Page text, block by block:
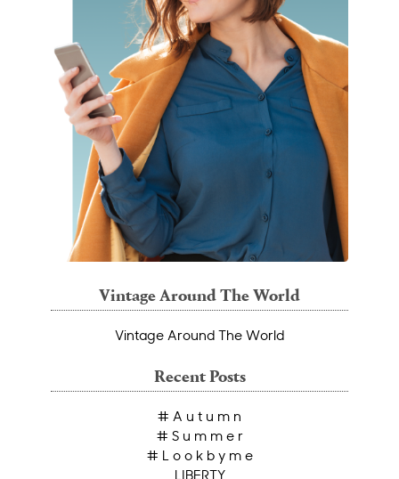
Vintage Around The World
Vintage Around The World
Recent Posts
# A u t u m n
# S u m m e r
# L o o k b y m e
LIBERTY